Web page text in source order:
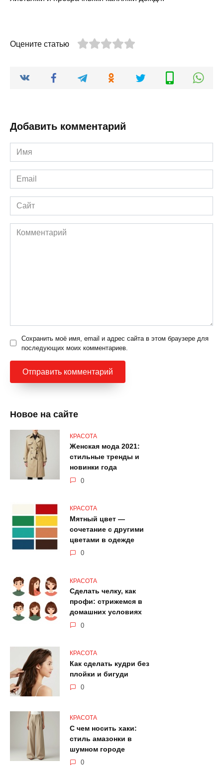
Оцените статью
Добавить комментарий
Имя
*
Email
*
Сайт
Комментарий
Сохранить моё имя, email и адрес сайта в этом браузере для
последующих моих комментариев.
Новое на сайте
КРАСОТА
Женская мода 2021:
стильные тренды и
новинки года
0
КРАСОТА
Мятный цвет —
сочетание с другими
цветами в одежде
0
КРАСОТА
Сделать челку, как
профи: стрижемся в
домашних условиях
0
КРАСОТА
Как сделать кудри без
плойки и бигуди
0
КРАСОТА
С чем носить хаки:
стиль амазонки в
шумном городе
0